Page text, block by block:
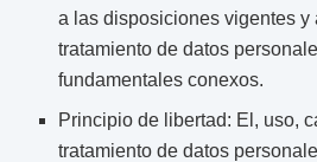
a las disposiciones vigentes y
tratamiento de datos
fundamentales conexos.
Principio de libertad: El, uso,
tratamiento de datos